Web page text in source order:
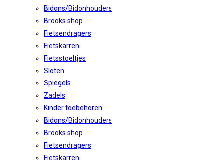
Bidons/Bidonhouders
Brooks shop
Fietsendragers
Fietskarren
Fietsstoeltjes
Sloten
Spiegels
Zadels
Kinder toebehoren
Bidons/Bidonhouders
Brooks shop
Fietsendragers
Fietskarren